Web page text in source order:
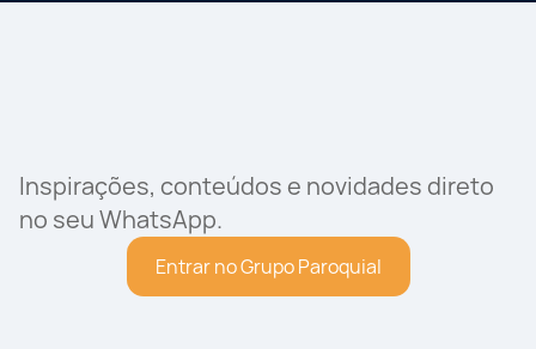
Inspirações, conteúdos e novidades direto
no seu WhatsApp.
Entrar no Grupo Paroquial